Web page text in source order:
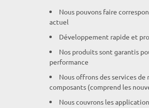
Nous pouvons faire
actuel
Développement rapide et
Nos produits sont garantis
performance
Nous offrons des services
composants (comprend les
Nous couvrons les